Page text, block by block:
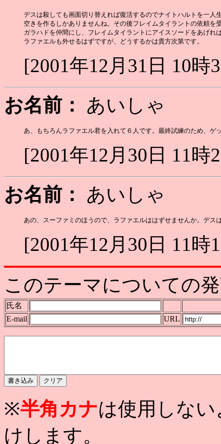
デスは殺しても画面切り替えれば復活するのでナイトハルトを一人
空きを作るしかありませんね。その後フレイムタイラントの依頼を
ガラハドを仲間にし、フレイムタイラントにアイスソードをあげれ
[2001年12月31日 10時
お名前：
あいしゃ
[2001年12月30日 11時
お名前：
あいしゃ
[2001年12月30日 11時
このテーマについての
氏名
E-mail
URL
※半角カナは使用しな
けします。